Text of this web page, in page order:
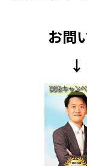
お問